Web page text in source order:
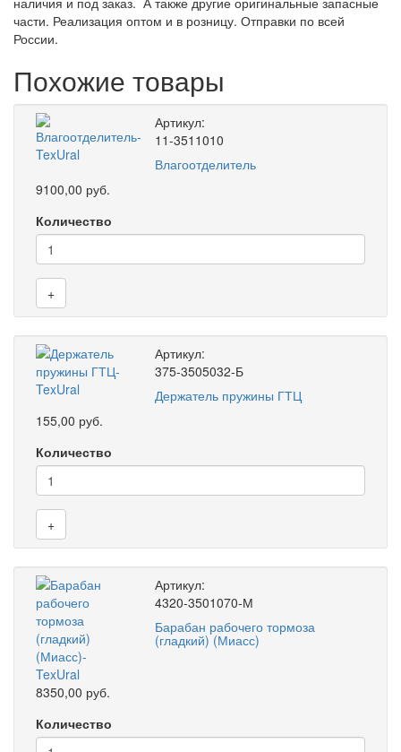
части. Реализация оптом и в розницу. Отправки по всей
России.
Похожие товары
Артикул:
11-3511010
Влагоотделитель
9100,00 руб.
Количество
+
Артикул:
375-3505032-Б
Держатель пружины ГТЦ
155,00 руб.
Количество
+
Артикул:
4320-3501070-М
Барабан рабочего тормоза
(гладкий) (Миасс)
8350,00 руб.
Количество